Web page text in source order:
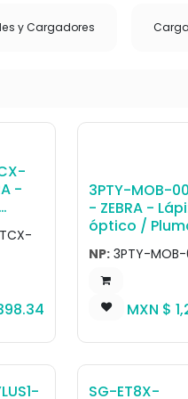
y Cargadores
-
3PTY-MOB-
- ZEBRA -
óptico /
Mobilis pack
Capacitive
Matte Negro +
spiral cord.
NP: 3PTY-
MXN $
SG-ET8X-